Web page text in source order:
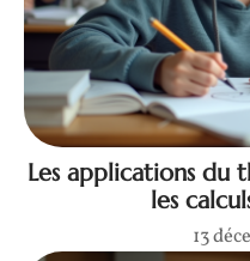
Les applications du
les
13